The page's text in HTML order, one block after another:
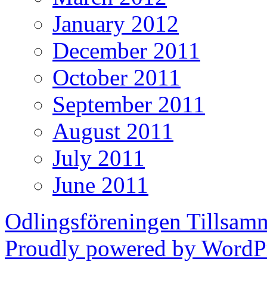
January 2012
December 2011
October 2011
September 2011
August 2011
July 2011
June 2011
Odlingsföreningen
Proudly powered by